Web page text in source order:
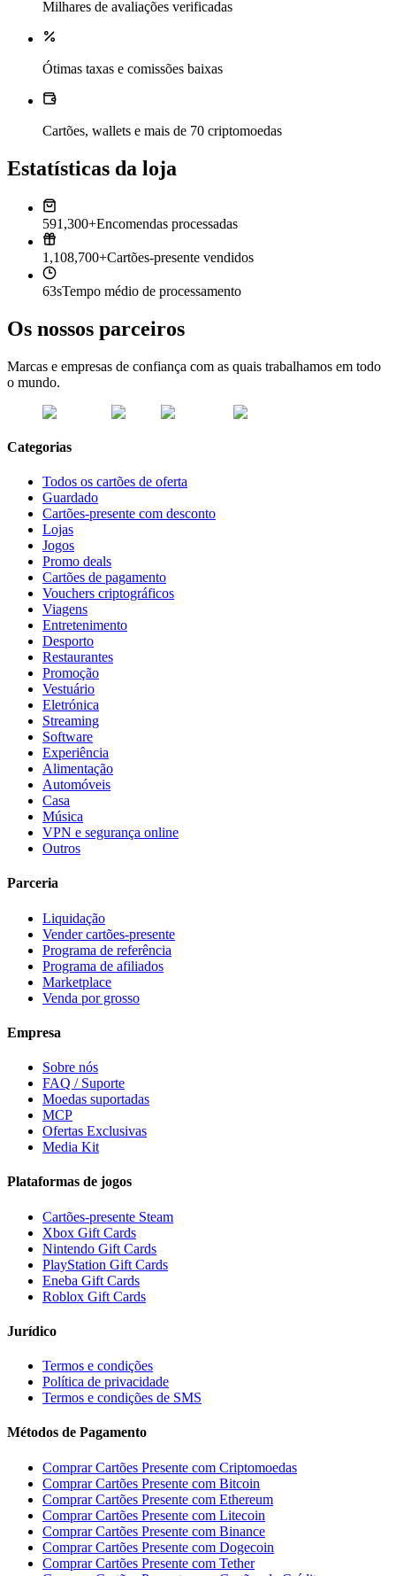
Milhares de avaliações verificadas
Ótimas taxas e comissões baixas
Cartões, wallets e mais de 70 criptomoedas
Estatísticas da loja
591,300+Encomendas processadas
1,108,700+Cartões-presente vendidos
63sTempo médio de processamento
Os nossos parceiros
Marcas e empresas de confiança com as quais trabalhamos em todo
o mundo.
Categorias
Todos os cartões de oferta
Guardado
Cartões-presente com desconto
Lojas
Jogos
Promo deals
Cartões de pagamento
Vouchers criptográficos
Viagens
Entretenimento
Desporto
Restaurantes
Promoção
Vestuário
Eletrónica
Streaming
Software
Experiência
Alimentação
Automóveis
Casa
Música
VPN e segurança online
Outros
Parceria
Liquidação
Vender cartões-presente
Programa de referência
Programa de afiliados
Marketplace
Venda por grosso
Empresa
Sobre nós
FAQ / Suporte
Moedas suportadas
MCP
Ofertas Exclusivas
Media Kit
Plataformas de jogos
Cartões-presente Steam
Xbox Gift Cards
Nintendo Gift Cards
PlayStation Gift Cards
Eneba Gift Cards
Roblox Gift Cards
Jurídico
Termos e condições
Política de privacidade
Termos e condições de SMS
Métodos de Pagamento
Comprar Cartões Presente com Criptomoedas
Comprar Cartões Presente com Bitcoin
Comprar Cartões Presente com Ethereum
Comprar Cartões Presente com Litecoin
Comprar Cartões Presente com Binance
Comprar Cartões Presente com Dogecoin
Comprar Cartões Presente com Tether